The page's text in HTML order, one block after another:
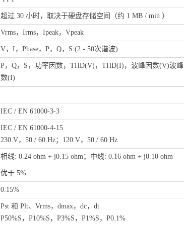
超过 30 小时，取决于硬盘存储空间（约 1 MB / min ）
Vrms，Irms，Ipeak，Vpeak
V，I，Phase，P，Q，S (2 - 50次谐波)
P，Q，S，功率因数，THD(V)，THD(I)，波峰因数(V)波
数(I)
IEC / EN 61000-3-3
IEC / EN 61000-4-15
230 V，50 / 60 Hz；120 V，50 / 60 Hz
相线: 0.24 ohm + j0.15 ohm；中线: 0.16 ohm + j0.10 ohm
优于 5%
0.15%
Pst 和 Plt、Vrms，dmax，dc，dt
P50%S，P10%S，P3%S，P1%S，P0.1%